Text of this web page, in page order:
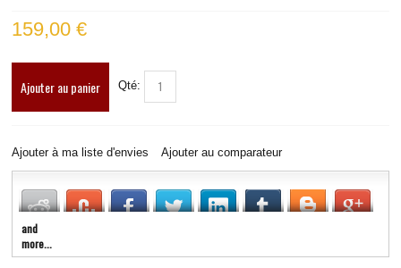
INFOS PRATIQUES
CONTACT
LIVE RADIO New
159,00 €
Ajouter au panier Qté:
Ajouter à ma liste d'envies Ajouter au comparateur
and
more...